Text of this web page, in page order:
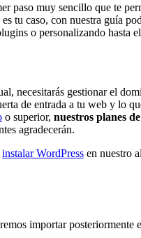
paso muy sencillo que te
es tu caso, con nuestra guía
o personalizando hasta
necesitarás gestionar el
de entrada a tu web y lo
o superior, nuestros planes
agradecerán.
instalar WordPress en nuestro
importar